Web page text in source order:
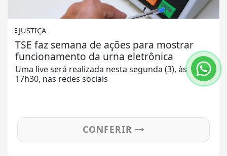
JUSTIÇA
TSE faz semana de ações para mostrar
funcionamento da urna eletrônica
Uma live será realizada nesta segunda (3), às
17h30, nas redes sociais
CONFERIR